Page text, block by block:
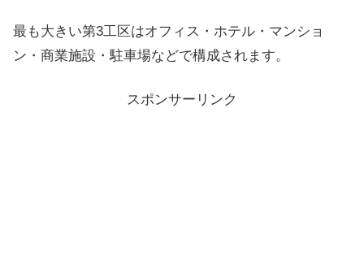
最も大きい第3工区はオフィス・ホテル・マンショ
ン・商業施設・駐車場などで構成されます。
スポンサーリンク